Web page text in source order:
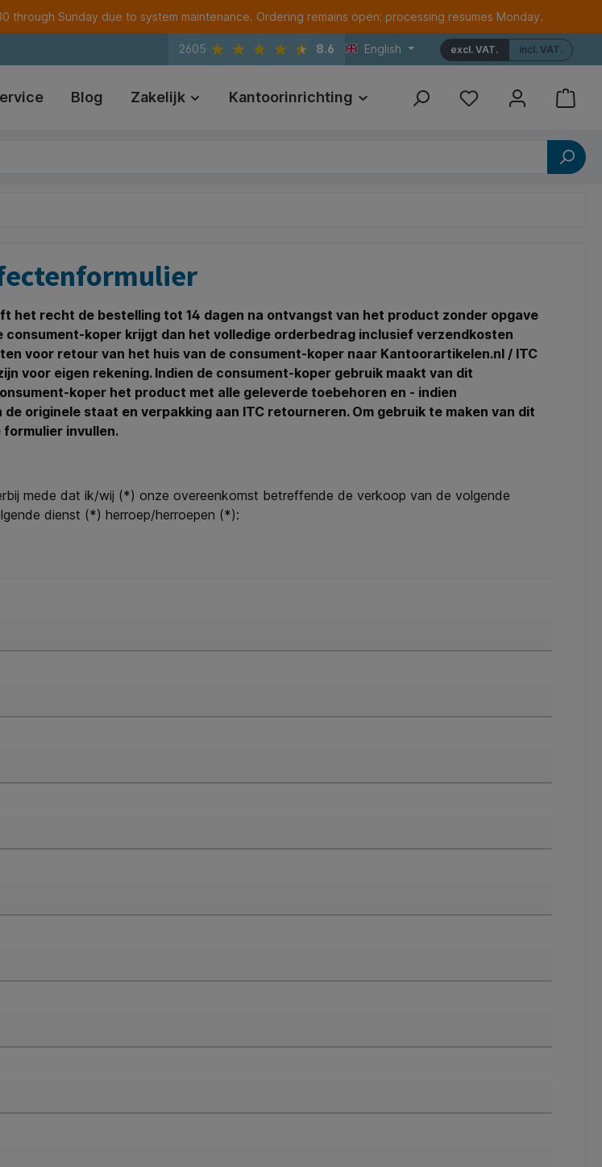
Sunday due to system maintenance. Ordering remains open; processing resumes Monday.
2605 8.6 English incl. VAT.
excl. VAT.
Blog Zakelijk Kantoorinrichting Print Referenties
het recht de bestelling tot 14 dagen na ontvangst van het product zonder opgave
consument-koper krijgt dan het volledige orderbedrag inclusief verzendkosten
voor retour van het huis van de consument-koper naar Kantoorartikelen.nl / ITC
voor eigen rekening. Indien de consument-koper gebruik maakt van dit
koper het product met alle geleverde toebehoren en - indien
originele staat en verpakking aan ITC retourneren. Om gebruik te maken van dit
invullen.
mede dat ik/wij (*) onze overeenkomst betreffende de verkoop van de volgende
dienst (*) herroep/herroepen (*):